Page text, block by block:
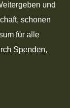
und
schonen
für alle
Spenden,